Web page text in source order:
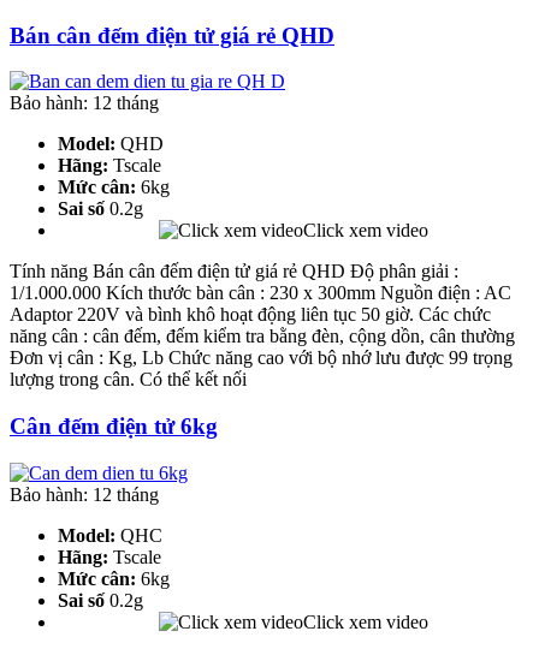
Bán cân đếm điện tử giá rẻ QHD
Bảo hành: 12 tháng
Model: QHD
Hãng: Tscale
Mức cân: 6kg
Sai số 0.2g
Click xem video
Tính năng Bán cân đếm điện tử giá rẻ QHD Độ phân giải :
1/1.000.000 Kích thước bàn cân : 230 x 300mm Nguồn điện : AC
Adaptor 220V và bình khô hoạt động liên tục 50 giờ. Các chức
năng cân : cân đếm, đếm kiểm tra bằng đèn, cộng dồn, cân thường
Đơn vị cân : Kg, Lb Chức năng cao với bộ nhớ lưu được 99 trọng
lượng trong cân. Có thể kết nối
Cân đếm điện tử 6kg
Bảo hành: 12 tháng
Model: QHC
Hãng: Tscale
Mức cân: 6kg
Sai số 0.2g
Click xem video